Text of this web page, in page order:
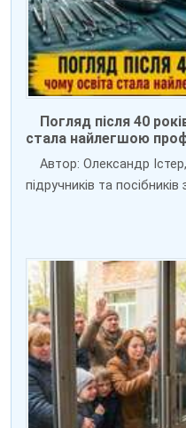
Погляд після 40
стала найлегшою
Автор: Олександр
підручників та